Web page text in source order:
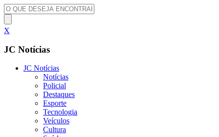
X
JC Notícias
JC Notícias
Notícias
Policial
Destaques
Esporte
Tecnologia
Veículos
Cultura